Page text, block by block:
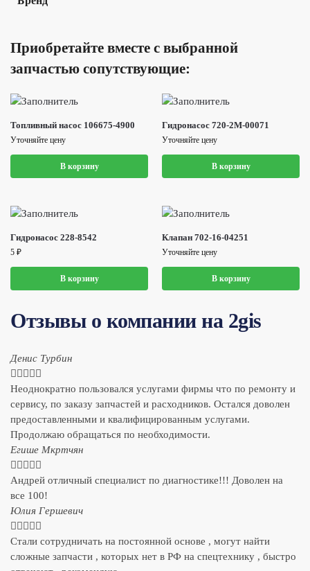
Приобретайте вместе с выбранной
запчастью сопутствующие:
Топливный насос 106675-4900
Уточняйте цену
В корзину
Гидронасос 720-2M-00071
Уточняйте цену
В корзину
Гидронасос 228-8542
5 ₽
В корзину
Клапан 702-16-04251
Уточняйте цену
В корзину
Отзывы о компании на 2gis
Денис Турбин
    
Неоднократно пользовался услугами фирмы что по ремонту и
сервису, по заказу запчастей и расходников. Остался доволен
предоставленными и квалифицированным услугами.
Продолжаю обращаться по необходимости.
​Егише Мкртчян
    
Андрей отличный специалист по диагностике!!! Доволен на
все 100!
​Юлия Гершевич
    
Стали сотрудничать на постоянной основе , могут найти
сложные запчасти , которых нет в РФ на спецтехнику , быстро